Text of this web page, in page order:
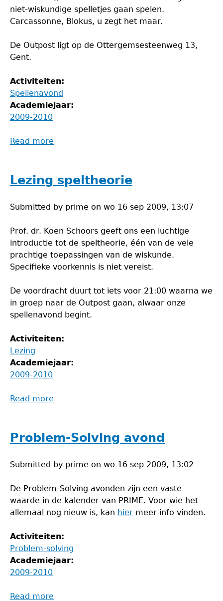
niet-wiskundige spelletjes gaan spelen.
Carcassonne, Blokus, u zegt het maar.
De Outpost ligt op de Ottergemsesteenweg 13,
Gent.
Activiteiten:
Spellenavond
Academiejaar:
2009-2010
Read more
Lezing speltheorie
Submitted by prime on wo 16 sep 2009, 13:07
Prof. dr. Koen Schoors geeft ons een luchtige
introductie tot de speltheorie, één van de vele
prachtige toepassingen van de wiskunde.
Specifieke voorkennis is niet vereist.
De voordracht duurt tot iets voor 21:00 waarna we
in groep naar de Outpost gaan, alwaar onze
spellenavond begint.
Activiteiten:
Lezing
Academiejaar:
2009-2010
Read more
Problem-Solving avond
Submitted by prime on wo 16 sep 2009, 13:02
De Problem-Solving avonden zijn een vaste
waarde in de kalender van PRIME. Voor wie het
allemaal nog nieuw is, kan hier meer info vinden.
Activiteiten:
Problem-solving
Academiejaar:
2009-2010
Read more